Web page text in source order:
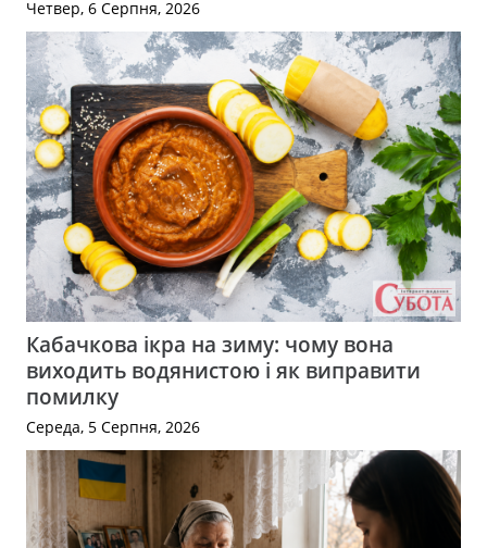
Четвер, 6 Серпня, 2026
Кабачкова ікра на зиму: чому вона
виходить водянистою і як виправити
помилку
Середа, 5 Серпня, 2026